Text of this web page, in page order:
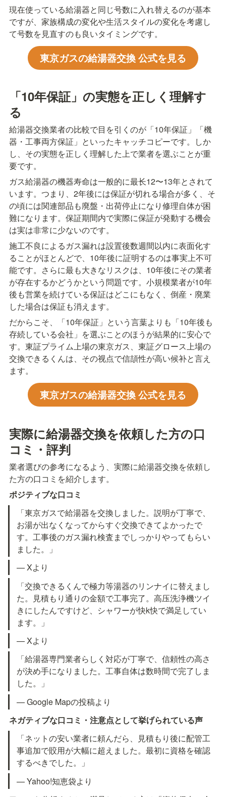
現在使っている給湯器と同じ号数に入れ替えるのが基本
ですが、家族構成の変化や生活スタイルの変化を考慮し
て号数を見直すのも良いタイミングです。
東京ガスの給湯器交換 公式を見る
「10年保証」の実態を正しく理解す
る
給湯器交換業者の比較で目を引くのが「10年保証」「機
器・工事両方保証」といったキャッチコピーです。しか
し、その実態を正しく理解した上で業者を選ぶことが重
要です。
ガス給湯器の機器寿命は一般的に最长12〜13年とされて
います。つまり、2年後には保証が切れる場合が多く、そ
の頃には関連部品も廃盤・出荷停止になり修理自体が困
難になります。保証期間内で実際に保証が発動する機会
は実は非常に少ないのです。
施工不良によるガス漏れは設置後数週間以内に表面化す
ることがほとんどで、10年後に証明するのは事実上不可
能です。さらに最も大きなリスクは、10年後にその業者
が存在するかどうかという問題です。小規模業者が10年
後も営業を続けている保証はどこにもなく、倒産・廃業
した場合は保証も消えます。
だからこそ、「10年保証」という言葉よりも「10年後も
存続している会社」を選ぶことのほうが結果的に安心で
す。東証プライム上場の東京ガス、東証グロース上場の
交換できるくんは、その视点で信頡性が高い候补と言え
ます。
東京ガスの給湯器交換 公式を見る
実際に給湯器交換を依頼した方の口
コミ・評判
業者選びの参考になるよう、実際に給湯器交換を依頼し
た方の口コミを紹介します。
ポジティブな口コミ
「東京ガスで給湯器を交換しました。説明が丁寧で、
お湯が出なくなってからすぐ交換できてよかったで
す。工事後のガス漏れ検査までしっかりやってもらい
ました。」
— Xより
「交換できるくんで極力等湯器のリンナイに替えまし
た。見積もり通りの金額で工事完了。高压洗浄機ツイ
きにしたんですけど、シャワーが快k快で満足してい
ます。」
— Xより
「給湯器専門業者らしく対応が丁寧で、信頼性の高さ
が決め手になりました。工事自体は数時間で完了しま
した。」
— Google Mapの投稿より
ネガティブな口コミ・注意点として挙げられている声
「ネットの安い業者に頼んだら、見積もり後に配管工
事追加で賋用が大幅に超えました。最初に資格を確認
するべきでした。」
— Yahoo!知恵袋より